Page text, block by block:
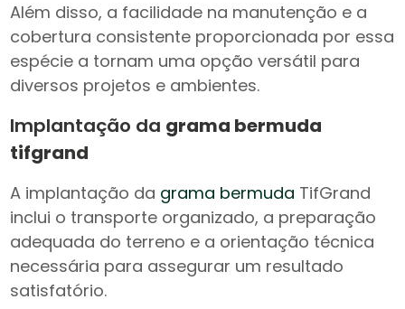
Além disso, a facilidade na manutenção e a
cobertura consistente proporcionada por essa
espécie a tornam uma opção versátil para
diversos projetos e ambientes.
Implantação da grama bermuda
tifgrand
A implantação da grama bermuda TifGrand
inclui o transporte organizado, a preparação
adequada do terreno e a orientação técnica
necessária para assegurar um resultado
satisfatório.